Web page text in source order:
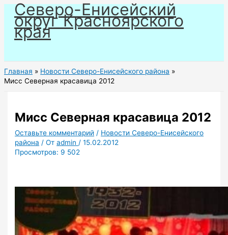
Перейти
содержимому
Северо-Енисейский
округ Красноярского
края
Главная
Новости Северо-Енисейского района
Мисс Северная красавица 2012
Мисс Северная красавица 2012
Оставьте комментарий / Новости Северо-Енисейского
района / Отadmin /15.02.2012
Просмотров: 9 502